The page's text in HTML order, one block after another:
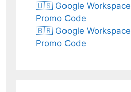
🇺🇸 Google Workspace
Promo Code
🇧🇷 Google Workspace
Promo Code